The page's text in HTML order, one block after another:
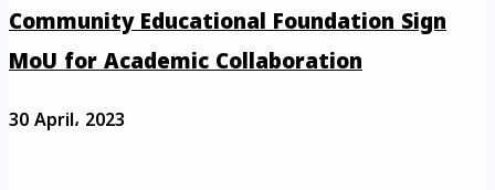
Community Educational Foundation Sign
MoU for Academic Collaboration
30 April، 2023